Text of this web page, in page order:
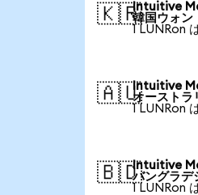
🇰🇷Intuitive
韓国ウォン
1 LUNRon
🇦🇺Intuitive
オーストラ
1 LUNRon
🇧🇩Intuitive
バングラデ
1 LUNRon